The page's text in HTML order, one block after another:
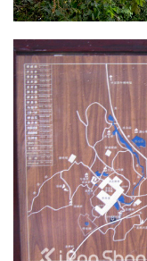
运
动
集